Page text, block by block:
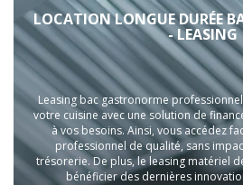
LOCATION LONGUE DURÉE
- LEASING
Leasing bac gastronorme
votre cuisine avec une solution de
à vos besoins. Ainsi, vous accédez
professionnel de qualité, sans
trésorerie. De plus, le leasing matériel
bénéficier des dernières